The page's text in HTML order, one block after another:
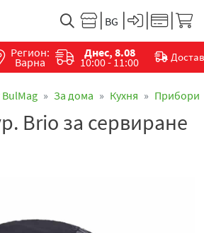
Регион:
Варна
Днес, 8.08
10:00 - 11:00
За дома Кухня Прибори
Brio за сервиране